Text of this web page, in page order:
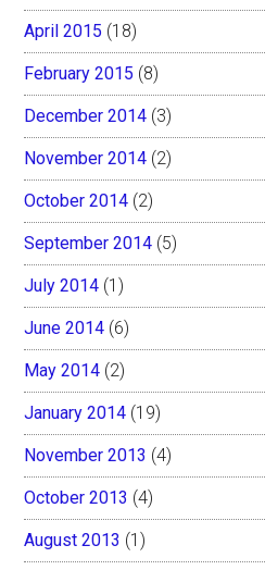
April 2015 (18)
February 2015 (8)
December 2014 (3)
November 2014 (2)
October 2014 (2)
September 2014 (5)
July 2014 (1)
June 2014 (6)
May 2014 (2)
January 2014 (19)
November 2013 (4)
October 2013 (4)
August 2013 (1)